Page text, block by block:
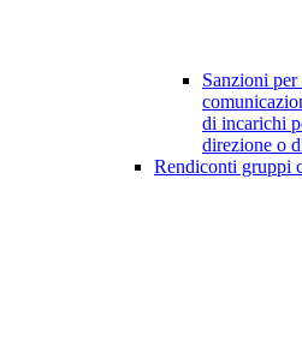
Sanzioni per
di incarichi
direzione o
Rendiconti gruppi